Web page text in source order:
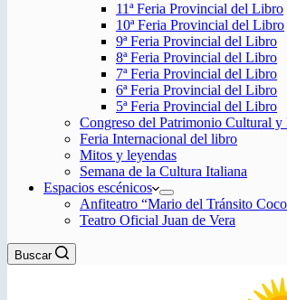
11ª Feria Provincial del Libro
10ª Feria Provincial del Libro
9ª Feria Provincial del Libro
8ª Feria Provincial del Libro
7ª Feria Provincial del Libro
6ª Feria Provincial del Libro
5ª Feria Provincial del Libro
Congreso del Patrimonio Cultural y
Feria Internacional del libro
Mitos y leyendas
Semana de la Cultura Italiana
Espacios escénicos
Anfiteatro “Mario del Tránsito
Teatro Oficial Juan de Vera
Buscar